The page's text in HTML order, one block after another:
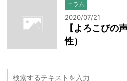
コラム
2020/07/21
【よろこびの
性）